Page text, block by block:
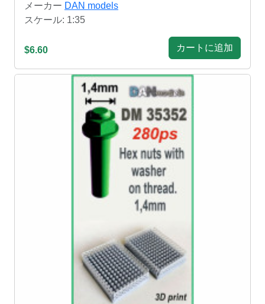
メーカー DAN models
スケール: 1:35
$6.60 カートに追加